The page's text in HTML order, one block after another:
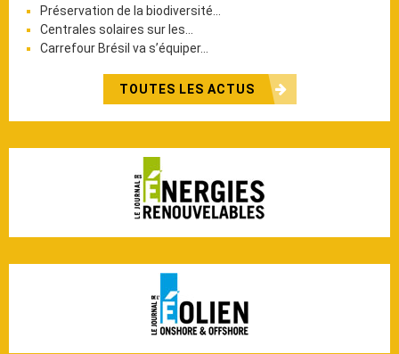
Préservation de la biodiversité…
Centrales solaires sur les…
Carrefour Brésil va s’équiper…
TOUTES LES ACTUS